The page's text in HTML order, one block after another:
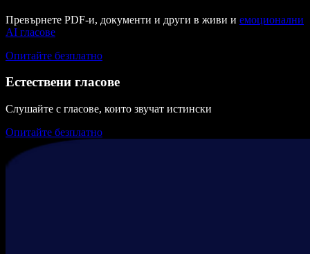
Превърнете PDF-и, документи и други в живи и емоционални
AI гласове
Опитайте безплатно
Естествени гласове
Слушайте с гласове, които звучат истински
Опитайте безплатно